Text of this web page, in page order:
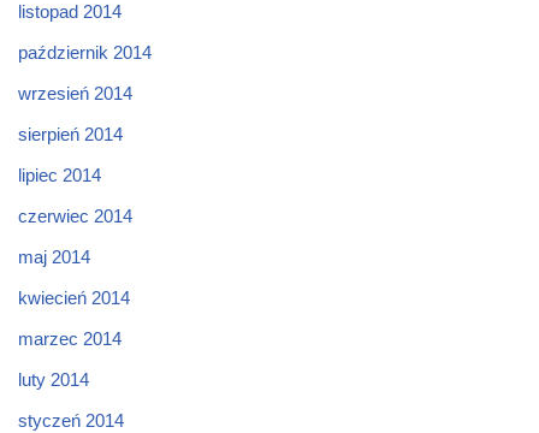
listopad 2014
październik 2014
wrzesień 2014
sierpień 2014
lipiec 2014
czerwiec 2014
maj 2014
kwiecień 2014
marzec 2014
luty 2014
styczeń 2014